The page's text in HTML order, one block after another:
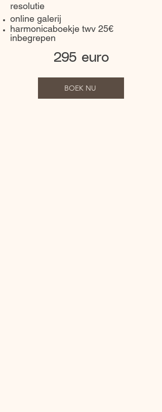
resolutie
online galerij
harmonicaboekje twv 25€
inbegrepen
295 euro
BOEK NU